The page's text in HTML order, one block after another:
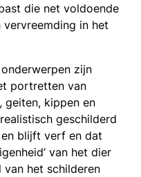
die net voldoende
in het
zijn
portretten van
geiten, kippen en
geschilderd
blijft verf en dat
van het dier
van het schilderen